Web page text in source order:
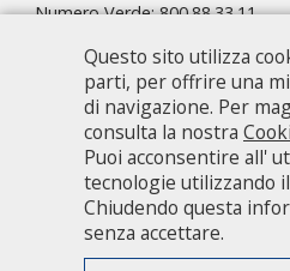
- Numero Verde: 800.88.33.11
Consulta l'organigramma
Accedi agli atti
Guida pratica ai servizi e alla
Città metropolitana di Milano - Via
02 7740.1 |PEC - Posta Elettronica
Questo sito utilizza
parti, per offrire una
di navigazione. Per
consulta la nostra
Puoi acconsentire all'
tecnologie utilizzando
Chiudendo questa
senza accettare.